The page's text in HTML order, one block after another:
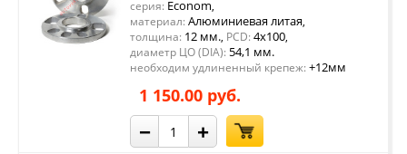
серия: Econom,
материал: Алюминиевая литая,
толщина: 12 мм., PCD: 4x100,
диаметр ЦО (DIA): 54,1 мм.
необходим удлиненный крепеж: +12мм
1 150.00 руб.
− +